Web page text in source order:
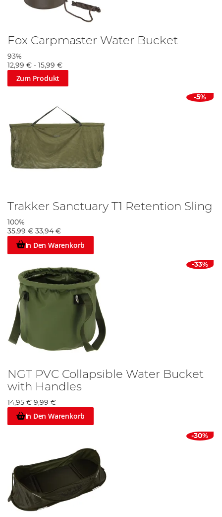
Fox Carpmaster Water Bucket
93%
12,99 € - 15,99 €
Zum Produkt
-5%
Trakker Sanctuary T1 Retention Sling
100%
35,99 € 33,94 €
In Den Warenkorb
-33%
NGT PVC Collapsible Water Bucket
with Handles
14,95 € 9,99 €
In Den Warenkorb
-30%